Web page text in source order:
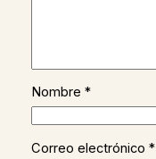
Nombre *
Correo electrónico *